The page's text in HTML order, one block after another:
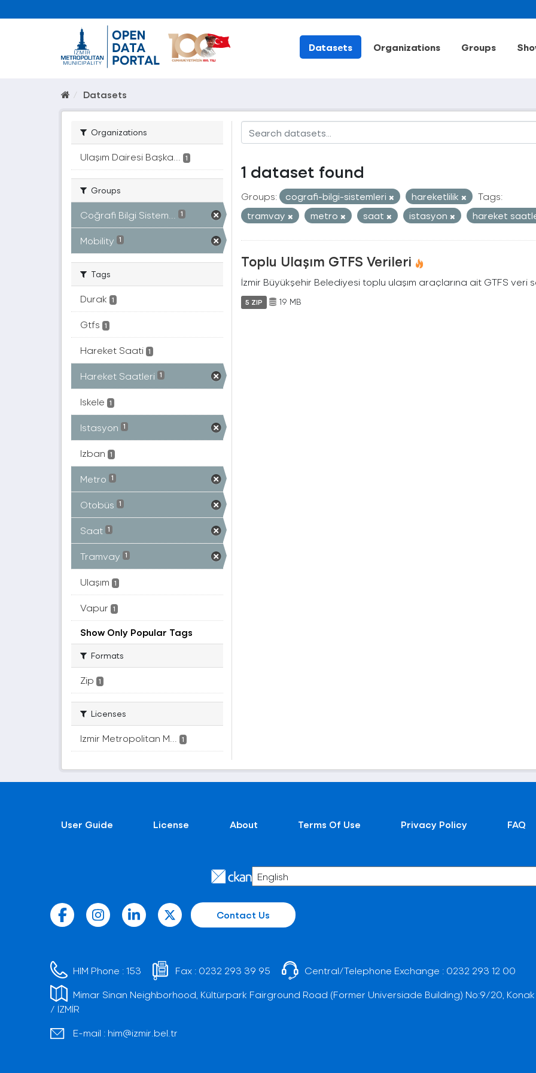
Datasets Organizations Groups
Datasets
Organizations
Ulaşım Dairesi Başka... 1
Groups
Coğrafi Bilgi Sistem... 1
Mobility 1
Tags
Durak 1
Gtfs 1
Hareket Saati 1
Hareket Saatleri 1
Iskele 1
Istasyon 1
Izban 1
Metro 1
Otobüs 1
Saat 1
Tramvay 1
Ulaşım 1
Vapur 1
Show Only Popular Tags
Formats
Zip 1
Licenses
Izmir Metropolitan M... 1
1 dataset found
Groups: cografi-bilgi-sistemleri hareketlilik
Tags:
tramvay
metro saat istasyon hareket
Toplu Ulaşım GTFS Verileri
İzmir Büyükşehir Belediyesi toplu ulaşım araçlarına ait GTFS veri
5 ZIP 19 MB
User Guide License About Terms Of Use Privacy Policy FAQ
Contact Us
HIM Phone :153 Fax : 0232 293 39 95 Central/Telephone Exchange : 0232 293 12 00
Mimar Sinan Neighborhood, Kültürpark Fairground Road (Former Universiade Building) No:9/20, Konak
/ İZMİR
E-mail : him@izmir.bel.tr